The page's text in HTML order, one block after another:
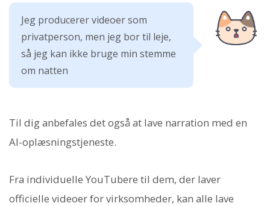
Jeg producerer videoer som
privatperson, men jeg bor til leje,
så jeg kan ikke bruge min stemme
om natten
Til dig anbefales det også at lave narration med en
AI-oplæsningstjeneste.
Fra individuelle YouTubere til dem, der laver
officielle videoer for virksomheder, kan alle lave